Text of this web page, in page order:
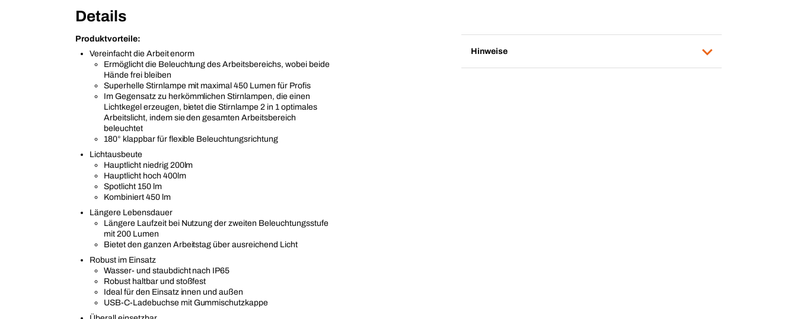
Details
Produktvorteile:
Vereinfacht die Arbeit enorm
Ermöglicht die Beleuchtung des Arbeitsbereichs, wobei beide
Hände frei bleiben
Superhelle Stirnlampe mit maximal 450 Lumen für Profis
Im Gegensatz zu herkömmlichen Stirnlampen, die einen
Lichtkegel erzeugen, bietet die Stirnlampe 2 in 1 optimales
Arbeitslicht, indem sie den gesamten Arbeitsbereich
beleuchtet
180° klappbar für flexible Beleuchtungsrichtung
Lichtausbeute
Hauptlicht niedrig 200lm
Hauptlicht hoch 400lm
Spotlicht 150 lm
Kombiniert 450 lm
Längere Lebensdauer
Längere Laufzeit bei Nutzung der zweiten Beleuchtungsstufe
mit 200 Lumen
Bietet den ganzen Arbeitstag über ausreichend Licht
Robust im Einsatz
Wasser- und staubdicht nach IP65
Robust haltbar und stoßfest
Ideal für den Einsatz innen und außen
USB-C-Ladebuchse mit Gummischutzkappe
Hinweise